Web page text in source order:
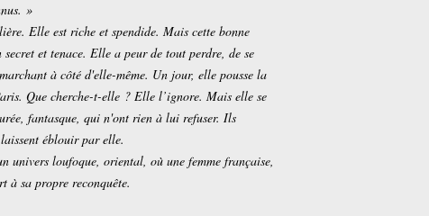
»
Elle est riche et spendide. Mais cette bonne
secret et tenace. Elle a peur de tout perdre, de se
à côté d'elle-même. Un jour, elle pousse la
Que cherche-t-elle ? Elle l’ignore. Mais elle se
fantasque, qui n'ont rien à lui refuser. Ils
éblouir par elle.
univers loufoque, oriental, où une femme française,
à sa propre reconquête.